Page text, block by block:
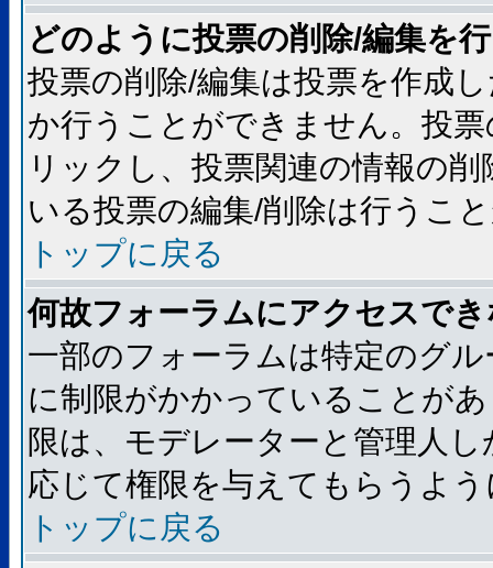
どのように投票の削除/編集を
投票の削除/編集は投票を作成
か行うことができません。投
リックし、投票関連の情報の
いる投票の編集/削除は行うこ
トップに戻る
何故フォーラムにアクセスで
一部のフォーラムは特定のグ
に制限がかかっていることが
限は、モデレーターと管理人
応じて権限を与えてもらうよ
トップに戻る